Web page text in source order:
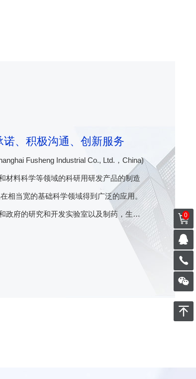
、积极沟通、创新服务
Fusheng Industrial Co., Ltd.，China)
材料科学等领域的科研用研发产品的制造
相当宽的基础科学领域得到广泛的应用。
政府的研究和开发实验室以及制药，生物 0